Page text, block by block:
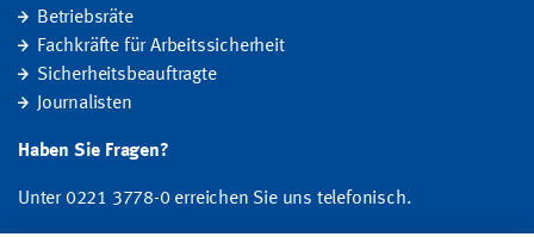
Betriebsräte
Fachkräfte für Arbeitssicherheit
Sicherheitsbeauftragte
Journalisten
Haben Sie Fragen?
Unter 0221 3778-0 erreichen Sie uns telefonisch.